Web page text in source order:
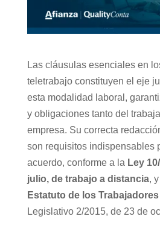
Las cláusulas esenciales en
teletrabajo constituyen el eje
esta modalidad laboral,
y obligaciones tanto del
empresa. Su correcta
son requisitos indispensables
acuerdo, conforme a la Ley
julio, de trabajo a distancia, y
Estatuto de los Trabajadores
Legislativo 2/2015, de 23 de